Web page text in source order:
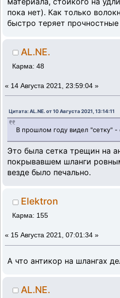
пока нет). Как только
быстро теряет прочностные
AL.NE.
Карма: 48
« 14 Августа 2021, 23:59:04 »
Цитата: AL.NE. от 10 Августа 2021, 13:14:11
В прошлом году видел "сетку" -
Это была сетка трещин на
покрывавшем шланги
везде было печально.
Elektron
Карма: 155
« 15 Августа 2021, 07:01:34 »
А что антикор на шлангах
AL.NE.